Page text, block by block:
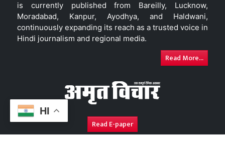
HI
is currently published from Bareilly, Lucknow,
Moradabad, Kanpur, Ayodhya, and Haldwani,
continuously expanding its reach as a trusted voice in
Hindi journalism and regional media.
Read More...
Read E-paper